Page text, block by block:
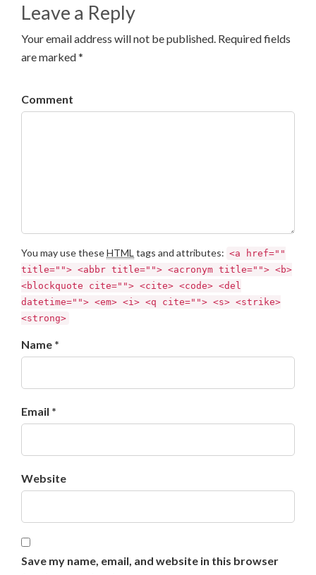
Leave a Reply
Your email address will not be published. Required fields
are marked *
Comment
You may use theseHTML tags and attributes: <a href=""
title=""> <abbr title=""> <acronym title=""> <b>
<blockquote cite=""> <cite> <code> <del
datetime=""> <em> <i> <q cite=""> <s> <strike>
<strong>
Name *
Email *
Website
Save my name, email, and website in this browser